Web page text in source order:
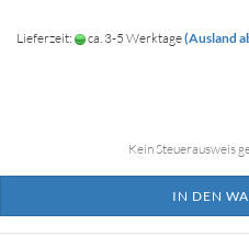
Lieferzeit: ca. 3-5 Werktage(Ausland
Kein Steuerausweis
IN DEN